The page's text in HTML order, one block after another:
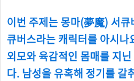
이번 주제는 몽마(夢魔) 서
큐버스라는 캐릭터를 아시
외모와 육감적인 몸매를 지
다. 남성을 유혹해 정기를 갈